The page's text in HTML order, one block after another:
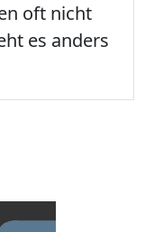
oft nicht
es anders